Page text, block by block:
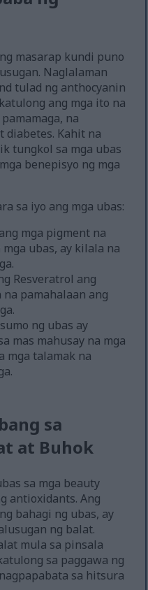
masarap kundi puno
Naglalaman
tulad ng anthocyanin
ang mga ito na
na
diabetes. Kahit na
tungkol sa mga ubas
benepisyo ng mga
sa iyo ang mga ubas:
mga pigment na
ubas, ay kilala na
Resveratrol ang
pamahalaan ang
ng ubas ay
mas mahusay na mga
mga talamak na
sa
at Buhok
sa mga beauty
antioxidants. Ang
bahagi ng ubas, ay
ng balat.
mula sa pinsala
sa paggawa ng
sa hitsura